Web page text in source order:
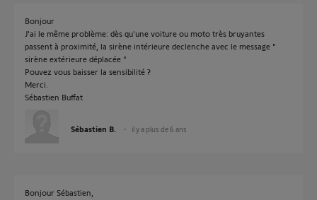
Bonjour
J'ai le même problème: dès qu'une voiture ou moto très bruyantes
passent à proximité, la sirène intérieure declenche avec le message "
sirène extérieure déplacée "
Pouvez vous baisser la sensibilité ?
Merci.
Sébastien Buffat
Sébastien B. il y a plus de 6 ans
Bonjour Sébastien,